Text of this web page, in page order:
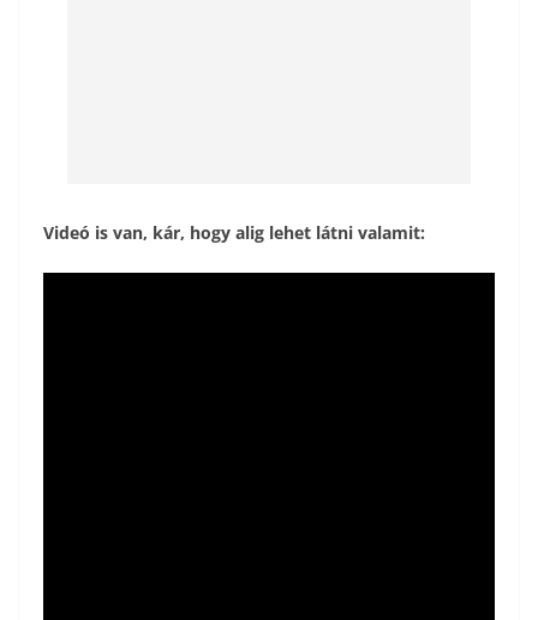
Videó is van, kár, hogy alig lehet látni valamit: